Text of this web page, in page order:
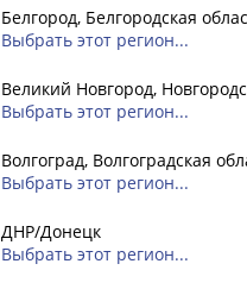
Белгород, Белгородская
Выбрать этот регион...
Великий Новгород,
Выбрать этот регион...
Волгоград, Волгоградская
Выбрать этот регион...
ДНР/Донецк
Выбрать этот регион...